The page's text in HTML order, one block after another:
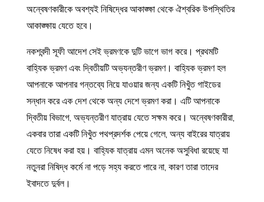
অন্বেষণকারীকে অবশ্যই নিষিদ্ধের আকাঙ্ক্ষা থেকে ঐশ্বরিক উপস্থিতির
আকাঙ্ক্ষায় যেতে হবে।
নকশবন্দী সূফী আদেশ সেই ভ্রমণকে দুটি ভাগে ভাগ করে। প্রথমটি
বাহ্যিক ভ্রমণ এবং দ্বিতীয়টি অভ্যন্তরীণ ভ্রমণ। বাহ্যিক ভ্রমণ হল
আপনাকে আপনার গন্তব্যে নিয়ে যাওয়ার জন্য একটি নিখুঁত গাইডের
সন্ধান করে এক দেশ থেকে অন্য দেশে ভ্রমণ করা। এটি আপনাকে
দ্বিতীয় বিভাগে, অভ্যন্তরীণ যাত্রায় যেতে সক্ষম করে। অন্বেষণকারীরা,
একবার তারা একটি নিখুঁত পথপ্রদর্শক পেয়ে গেলে, অন্য বাইরের যাত্রায়
যেতে নিষেধ করা হয়। বাহ্যিক যাত্রায় এমন অনেক অসুবিধা রয়েছে যা
নতুনরা নিষিদ্ধ কর্মে না পড়ে সহ্য করতে পারে না, কারণ তারা তাদের
ইবাদতে দুর্বল।